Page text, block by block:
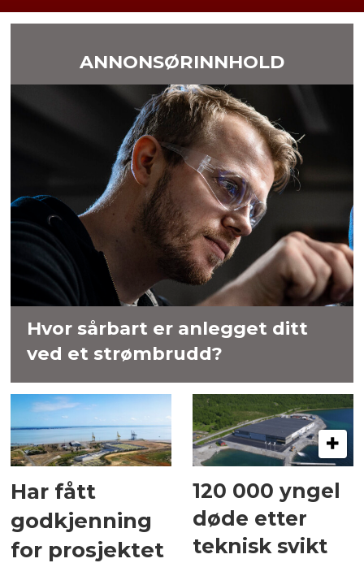
ANNONSØRINNHOLD
Hvor sårbart er anlegget ditt
ved et strømbrudd?
Har fått
godkjenning
for prosjektet
120 000 yngel
døde etter
teknisk svikt